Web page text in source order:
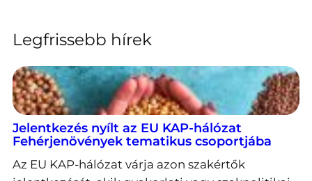
Legfrissebb hírek
Jelentkezés nyílt az EU KAP-hálózat
Fehérjenövények tematikus csoportjába
Az EU KAP-hálózat várja azon szakértők